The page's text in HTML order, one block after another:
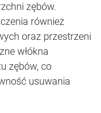
zębów.
również
oraz przestrzeni
włókna
zębów, co
usuwania